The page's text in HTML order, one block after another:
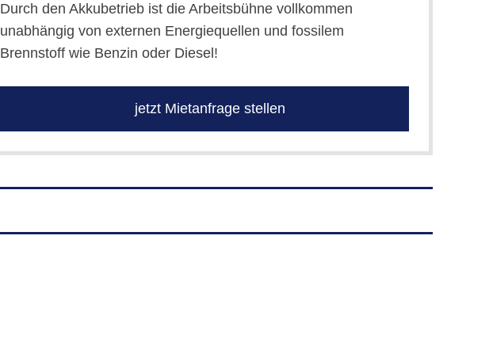
Durch den Akkubetrieb ist die Arbeitsbühne vollkommen
unabhängig von externen Energiequellen und fossilem
Brennstoff wie Benzin oder Diesel!
jetzt Mietanfrage stellen